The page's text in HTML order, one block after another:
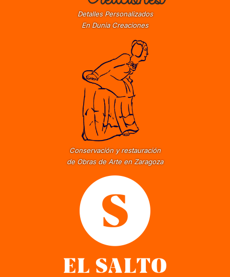
Detalles Personalizados
En Dunia Creaciones
Conservación y restauración
de Obras de Arte en Zaragoza